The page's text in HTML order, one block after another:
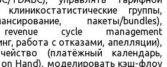
группы,
пакеты/bundles),
revenue cycle management
работа с отказами, апелляции),
(платёжный календарь,
on Hand), моделировать кэш-флоу